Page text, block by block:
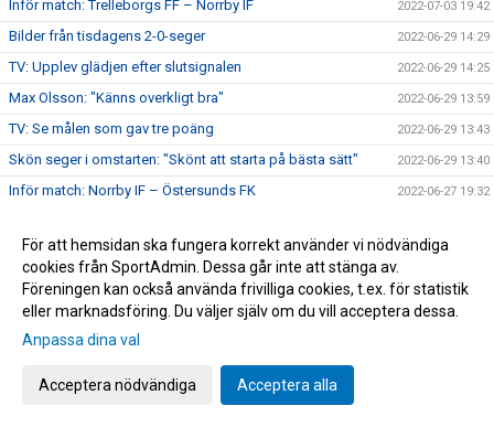
Inför match: Trelleborgs FF – Norrby IF 2022-07-03 19:42
Bilder från tisdagens 2-0-seger 2022-06-29 14:29
TV: Upplev glädjen efter slutsignalen 2022-06-29 14:25
Max Olsson: "Känns overkligt bra" 2022-06-29 13:59
TV: Se målen som gav tre poäng 2022-06-29 13:43
Skön seger i omstarten: "Skönt att starta på bästa sätt" 2022-06-29 13:40
Inför match: Norrby IF – Östersunds FK 2022-06-27 19:32
Nära Norrby S02E05: "#23" 2022-06-17 13:39
Melvin Andersson och Norrby IF går skilda vägar 2022-06-16 17:59
Norrby inledde lägret med ett kryss mot Varberg 2022-06-16 16:56
Anton Cajtoft förlänger med Norrby: "Trivs väldigt bra här"
Bilder från träningsveckan
Inga poäng när Norrby avslutade vårsäsongen
För att hemsidan ska fungera korrekt använder vi nödvändiga
cookies från SportAdmin. Dessa går inte att stänga av.
Föreningen kan också använda frivilliga cookies, t.ex. för statistik
eller marknadsföring. Du väljer själv om du vill acceptera dessa.
Anpassa dina val
Acceptera nödvändiga Acceptera alla